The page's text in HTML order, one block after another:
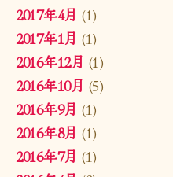
2017年4月 (1)
2017年1月 (1)
2016年12月 (1)
2016年10月 (5)
2016年9月 (1)
2016年8月 (1)
2016年7月 (1)